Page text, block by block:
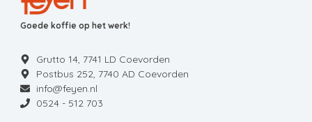
Goede koffie op het werk!
Grutto 14, 7741 LD Coevorden
Postbus 252, 7740 AD Coevorden
info@feyen.nl
0524 - 512 703